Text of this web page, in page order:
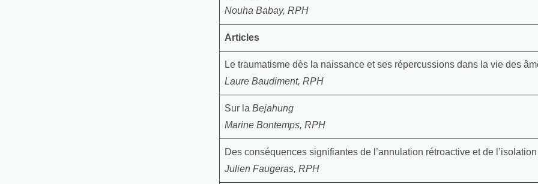
Nouha Babay, RPH
Articles
Le traumatisme dès la naissance et ses répercussions dans la vie des
Laure Baudiment, RPH
Sur la Bejahung
Marine Bontemps, RPH
Des conséquences signifiantes de l’annulation rétroactive et de
Julien Faugeras, RPH